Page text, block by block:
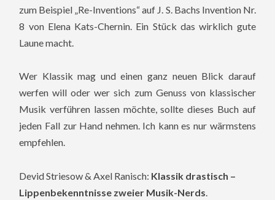
zum Beispiel „Re-Inventions“ auf J. S. Bachs Invention Nr.
8 von Elena Kats-Chernin. Ein Stück das wirklich gute
Laune macht.
Wer Klassik mag und einen ganz neuen Blick darauf
werfen will oder wer sich zum Genuss von klassischer
Musik verführen lassen möchte, sollte dieses Buch auf
jeden Fall zur Hand nehmen. Ich kann es nur wärmstens
empfehlen.
Devid Striesow & Axel Ranisch: Klassik drastisch –
Lippenbekenntnisse zweier Musik-Nerds